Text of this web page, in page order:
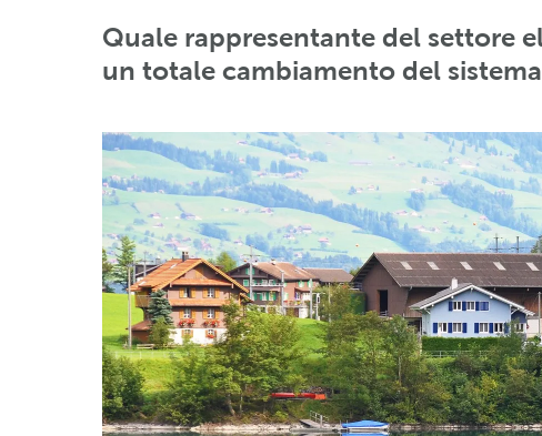
Quale rappresentante del settore
un totale cambiamento del